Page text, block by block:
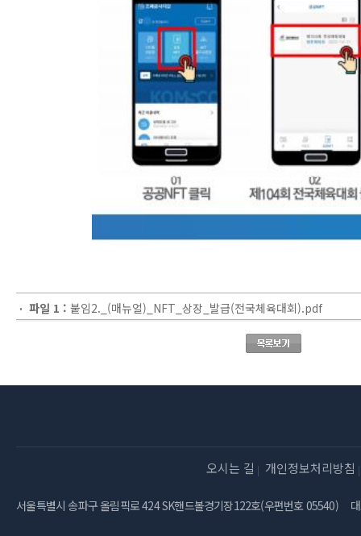
파일 1 : 붙임2._(매뉴얼)_NFT_상장_발급(전국체육대회).pdf
오시는 길 개인정보처리방침
서울특별시 송파구 올림픽로 424 SK핸드볼경기장122호(우편번호 05540)